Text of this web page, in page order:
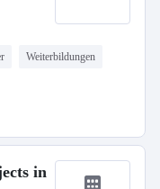
Weiterbildungen
in